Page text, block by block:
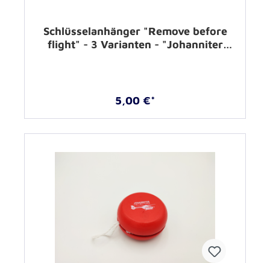
Schlüsselanhänger "Remove before
flight" - 3 Varianten - "Johanniter
5,00 €*